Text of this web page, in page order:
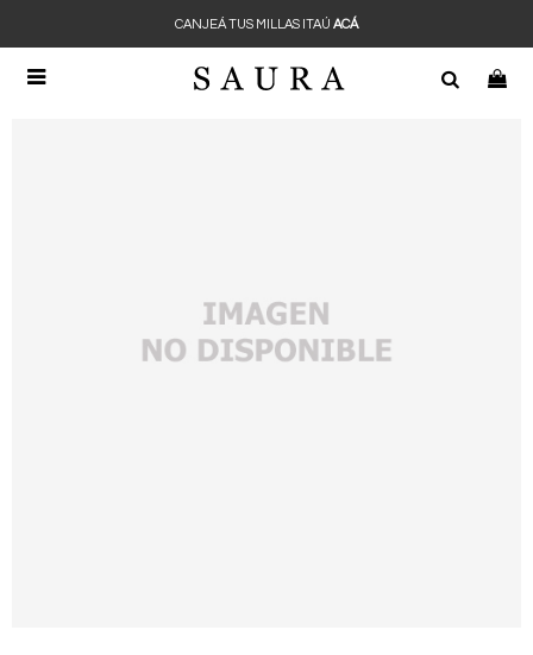

CANJEÁ TUS MILLAS ITAÚ ACÁ